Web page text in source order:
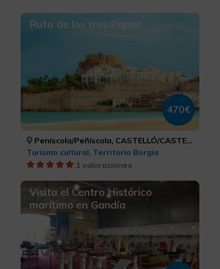
Ruta de los tres Papas
470€
Peníscola/Peñíscola, CASTELLÓ/CASTELLÓN
Turismo cultural, Territorio Borgia
1 valoraciones
Visita el Centro Histórico
marítimo en Gandía